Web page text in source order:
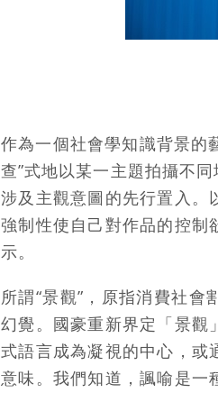
作為一個社會學知識背景的
查”式地以某一主題拍攝不
涉及主觀意圖的先行置入。
強制性使自己對作品的控制
示。
所謂“景觀”，原指消費社
幻覺。國豪重新界定「景觀
式語言成為凝視的中心，或
意味。我們知道，諷喻是一